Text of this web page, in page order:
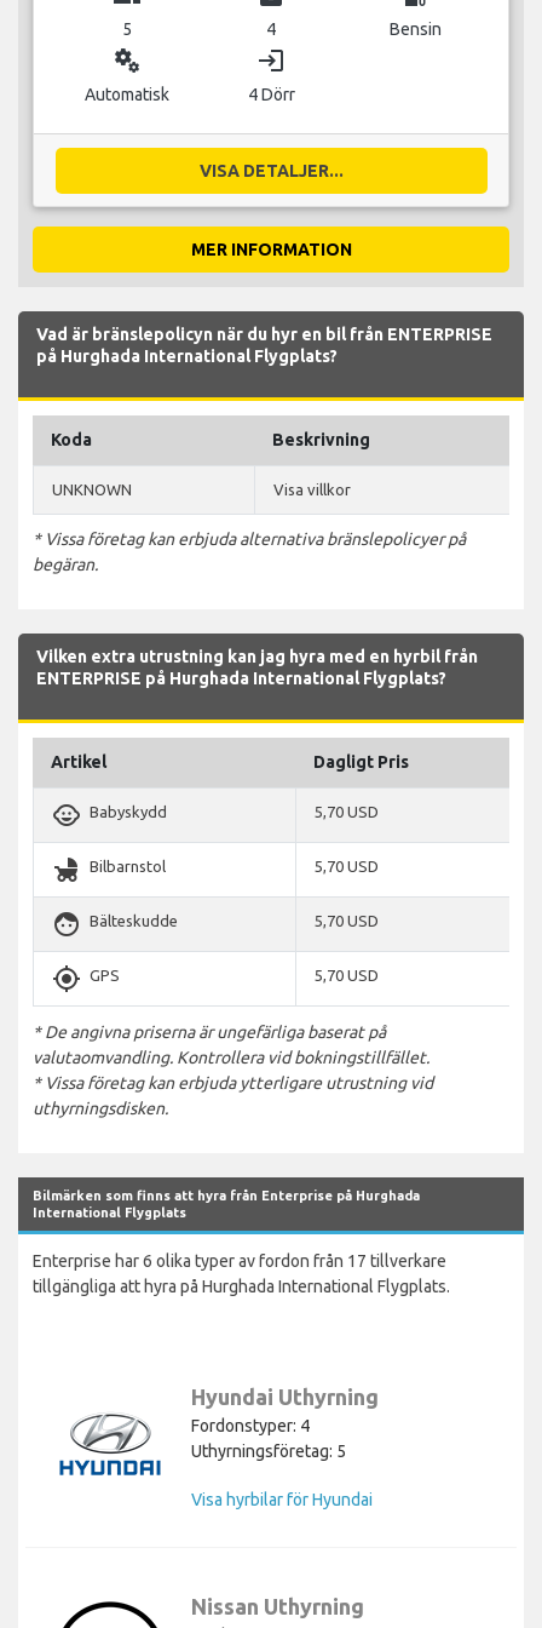
5 4 Bensin
miscellaneous_services
Automatisk
login
4 Dörr
VISA DETALJER...
MER INFORMATION
Vad är bränslepolicyn när du hyr en bil från ENTERPRISE
på Hurghada International Flygplats?
Koda Beskrivning
UNKNOWN Visa villkor
* Vissa företag kan erbjuda alternativa bränslepolicyer på
begäran.
Vilken extra utrustning kan jag hyra med en hyrbil från
ENTERPRISE på Hurghada International Flygplats?
Artikel Dagligt Pris
child_care Babyskydd 5,70 USD
child_friendly Bilbarnstol 5,70 USD
face Bälteskudde 5,70 USD
gps_fixed GPS 5,70 USD
* De angivna priserna är ungefärliga baserat på
valutaomvandling. Kontrollera vid bokningstillfället.
* Vissa företag kan erbjuda ytterligare utrustning vid
uthyrningsdisken.
Bilmärken som finns att hyra från Enterprise på Hurghada
International Flygplats
Enterprise har 6 olika typer av fordon från 17 tillverkare
tillgängliga att hyra på Hurghada International Flygplats.
Hyundai Uthyrning
Fordonstyper: 4
Uthyrningsföretag: 5
Visa hyrbilar för Hyundai
Nissan Uthyrning